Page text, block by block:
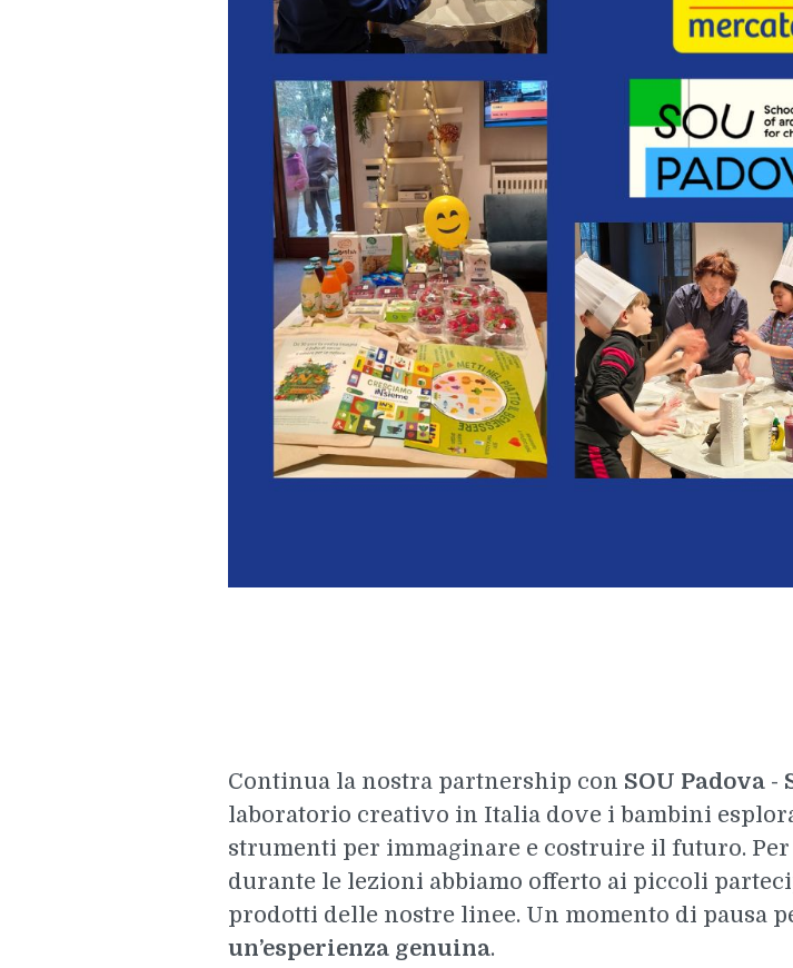
Continua la nostra partnership con SOU Padova
laboratorio creativo in Italia dove i bambini
strumenti per immaginare e costruire il futuro.
durante le lezioni abbiamo offerto ai piccoli
prodotti delle nostre linee. Un momento di pausa
un’esperienza genuina.